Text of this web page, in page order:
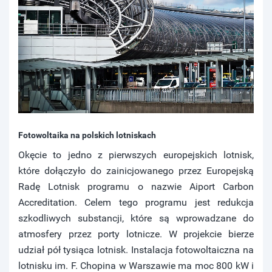
Fotowoltaika na polskich lotniskach
Okęcie to jedno z pierwszych europejskich lotnisk,
które dołączyło do zainicjowanego przez Europejską
Radę Lotnisk programu o nazwie Aiport Carbon
Accreditation. Celem tego programu jest redukcja
szkodliwych substancji, które są wprowadzane do
atmosfery przez porty lotnicze. W projekcie bierze
udział pół tysiąca lotnisk. Instalacja fotowoltaiczna na
lotnisku im. F. Chopina w Warszawie ma moc 800 kW i